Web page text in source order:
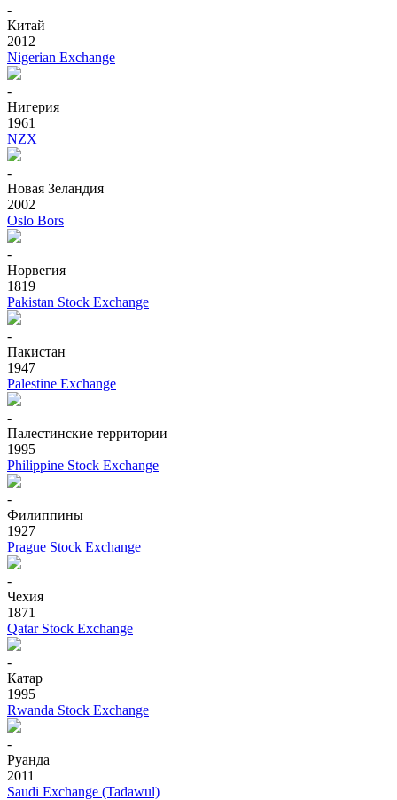
-
Китай
2012
Nigerian Exchange
-
Нигерия
1961
NZX
-
Новая Зеландия
2002
Oslo Bors
-
Норвегия
1819
Pakistan Stock Exchange
-
Пакистан
1947
Palestine Exchange
-
Палестинские территории
1995
Philippine Stock Exchange
-
Филиппины
1927
Prague Stock Exchange
-
Чехия
1871
Qatar Stock Exchange
-
Катар
1995
Rwanda Stock Exchange
-
Руанда
2011
Saudi Exchange (Tadawul)